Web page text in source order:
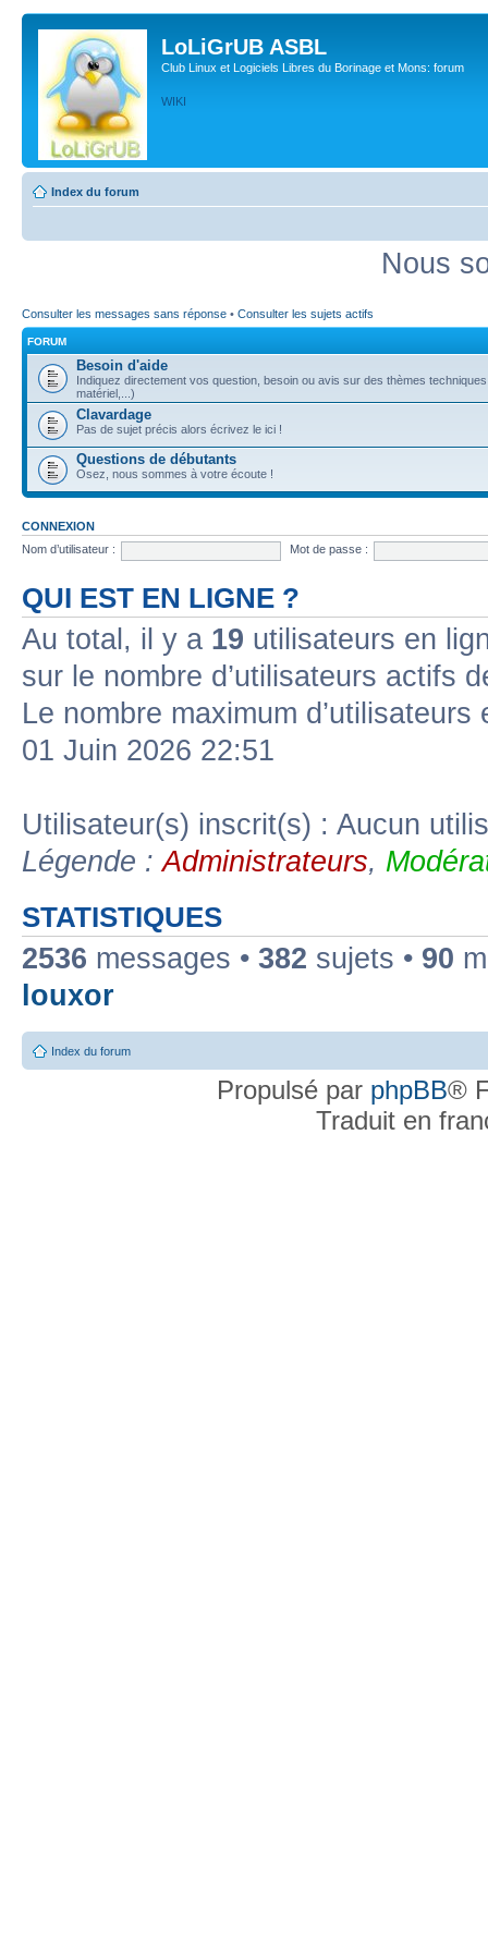
LoLiGrUB ASBL
Club Linux et Logiciels Libres du Borinage et Mons: forum
WIKI
Index du forum
Nous
Consulter les messages sans réponse • Consulter les sujets actifs
FORUM
Besoin d'aide
Indiquez directement vos question, besoin ou avis sur des thèmes
matériel,...)
Clavardage
Pas de sujet précis alors écrivez le ici !
Questions de débutants
Osez, nous sommes à votre écoute !
CONNEXION
Nom d’utilisateur :
Mot de passe :
QUI EST EN LIGNE ?
Au total, il y a 19 utilisateurs en
sur le nombre d’utilisateurs actifs
Le nombre maximum
01 Juin 2026 22:51
Utilisateur(s) inscrit(s) : Aucun
Légende :Administrateurs,
STATISTIQUES
2536 messages • 382 sujets • 90
louxor
Index du forum
Propulsé par phpBB®
Traduit en